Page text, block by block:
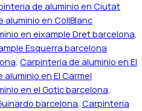
de aluminio en Ciutat
aluminio en CollBlanc
en eixample Dret barcelona,
Esquerra barcelona
, Carpinteria de aluminio en El
en El Carmel
en el Gotic barcelona,
barcelona, Carpinteria